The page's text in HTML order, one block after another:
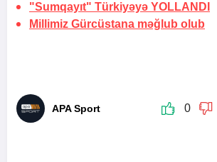
"Sumqayıt" Türkiyəyə YOLLANDI
Millimiz Gürcüstana məğlub olub
APA Sport 0